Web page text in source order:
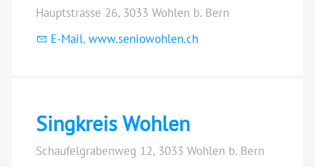
Hauptstrasse 26, 3033 Wohlen b. Bern
E-Mail, www.seniowohlen.ch
Singkreis Wohlen
Schaufelgrabenweg 12, 3033 Wohlen b. Bern